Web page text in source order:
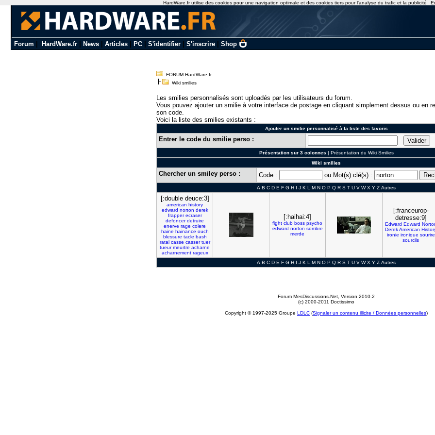
Forum HardWare.fr| News| Articles| PC| S'identifier| S'inscrire| Shop
FORUM HardWare.fr
Wiki smilies
Les smilies personnalisés sont uploadés par les utilisateurs du forum.
Vous pouvez ajouter un smilie à votre interface de postage en cliquant simplement dessus ou en
son code.
Voici la liste des smilies existants :
Ajouter un smilie personnalisé à la liste des favoris
Entrer le code du smilie perso :
Présentation sur 3 colonnes | Présentation du Wiki Smilies
Wiki smilies
Chercher un smiley perso : Code : ou Mot(s) clé(s) :
A B C D E F G H I J K L M N O P Q R S T U V W X Y Z Autres
[:double deuce:3]
american history
edward norton derek
frapper ecraser
defoncer detruire
enerve rage colere
haine hainance ouch
blessure tacle bash
ratal casse casser tuer
tueur meurtre acharne
acharnement rageux
[:haihai:4]
fight club boss psycho
edward norton sombre
merde
[:franceurop-
detresse:9]
Edward Edward
DerekAmerican
ironie ironique sourire
sourcils
A B C D E F G H I J K L M N O P Q R S T U V W X Y Z Autres
Forum MesDiscussions.Net , Version 2010.2
(c) 2000-2011 Doctissimo
Copyright © 1997-2025 Groupe LDLC (Signaler un contenu illicite / Données personnelles)
HardWare.fr utilise des cookies pour une navigation optimale et des cookies tiers pour l'analyse du trafic et la publicité